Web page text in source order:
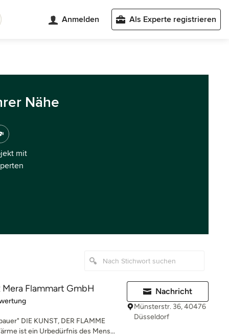
Anmelden Als Experte registrieren
Nähe
mit
Mera Flammart GmbH
5 von 5 Sternen
DIE KUNST, DER FLAMME
ist ein Urbedürfnis des Mens...
Nachricht
Münsterstr. 36, 40476
Düsseldorf